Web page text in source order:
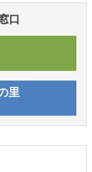
口
里